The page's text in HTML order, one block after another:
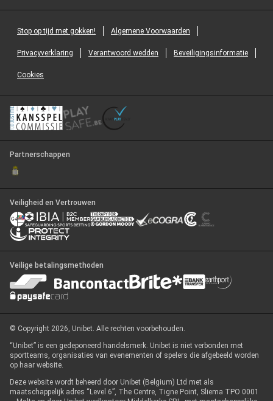
Stop op tijd met gokken! Algemene Voorwaarden
Privacyverklaring Verantwoord wedden Beveiligingsinformatie
Cookies
Partnerschappen
Veiligheid en Vertrouwen
Veilige betalingsmethoden
© Copyright 2026, Unibet. Alle rechten voorbehouden.
“Unibet” is een gedeponeerd handelsmerk. Unibet is niet verbonden met
sportteams, organisaties van evenementen of spelers die afgebeeld worden
op haar website.
Deze website wordt beheerd door Unibet (Belgium) Ltd met als
maatschappelijk adres “Level 6”, The Centre, Tigne Point, Sliema TPO 0001